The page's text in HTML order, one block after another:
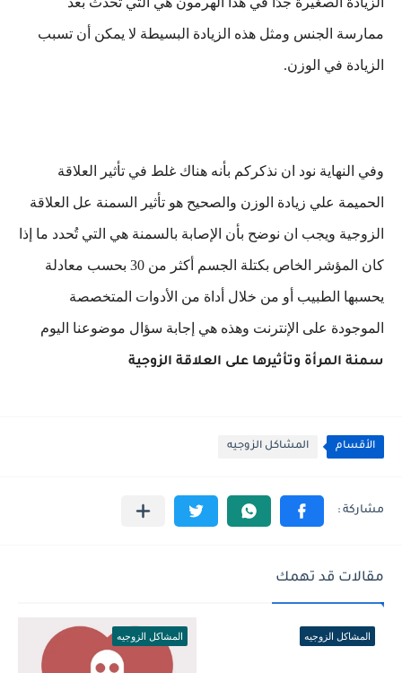
ممارسة الجنس ومثل هذه الزيادة البسيطة لا يمكن أن تسبب
الزيادة في الوزن.
وفي النهاية نود ان نذكركم بأنه هناك غلط في تأثير العلاقة
الحميمة علي زيادة الوزن والصحيح هو تأثير السمنة عل العلاقة
الزوجية ويجب ان نوضح بأن الإصابة بالسمنة هي التي تُحدد ما إذا
كان المؤشر الخاص بكتلة الجسم أكثر من 30 بحسب معادلة
يحسبها الطبيب أو من خلال أداة من الأدوات المتخصصة
الموجودة على الإنترنت وهذه هي إجابة سؤال موضوعنا اليوم
سمنة المرأة وتأثيرها على العلاقة الزوجية
الأقسام المشاكل الزوجيه
مقالات قد تهمك
المشاكل الزوجيه المشاكل الزوجيه